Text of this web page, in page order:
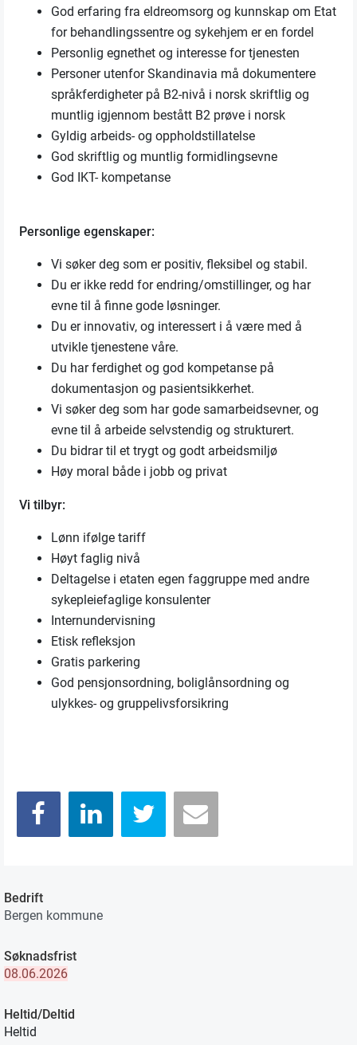
God erfaring fra eldreomsorg og kunnskap om Etat
for behandlingssentre og sykehjem er en fordel
Personlig egnethet og interesse for tjenesten
Personer utenfor Skandinavia må dokumentere
språkferdigheter på B2-nivå i norsk skriftlig og
muntlig igjennom bestått B2 prøve i norsk
Gyldig arbeids- og oppholdstillatelse
God skriftlig og muntlig formidlingsevne
God IKT- kompetanse
Personlige egenskaper:
Vi søker deg som er positiv, fleksibel og stabil.
Du er ikke redd for endring/omstillinger, og har
evne til å finne gode løsninger.
Du er innovativ, og interessert i å være med å
utvikle tjenestene våre.
Du har ferdighet og god kompetanse på
dokumentasjon og pasientsikkerhet.
Vi søker deg som har gode samarbeidsevner, og
evne til å arbeide selvstendig og strukturert.
Du bidrar til et trygt og godt arbeidsmiljø
Høy moral både i jobb og privat
Vi tilbyr:
Lønn ifølge tariff
Høyt faglig nivå
Deltagelse i etaten egen faggruppe med andre
sykepleiefaglige konsulenter
Internundervisning
Etisk refleksjon
Gratis parkering
God pensjonsordning, boliglånsordning og
ulykkes- og gruppelivsforsikring
Bedrift
Bergen kommune
Søknadsfrist
08.06.2026
Heltid/Deltid
Heltid